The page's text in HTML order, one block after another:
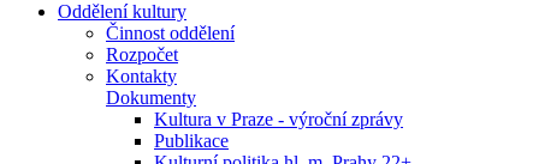
Oddělení kultury
Činnost oddělení
Rozpočet
Kontakty
Dokumenty
Kultura v Praze - výroční zprávy
Publikace